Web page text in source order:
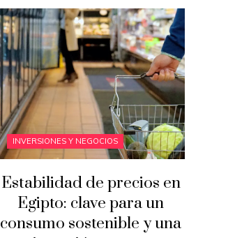
INVERSIONES Y NEGOCIOS
Estabilidad de precios en
Egipto: clave para un
consumo sostenible y una